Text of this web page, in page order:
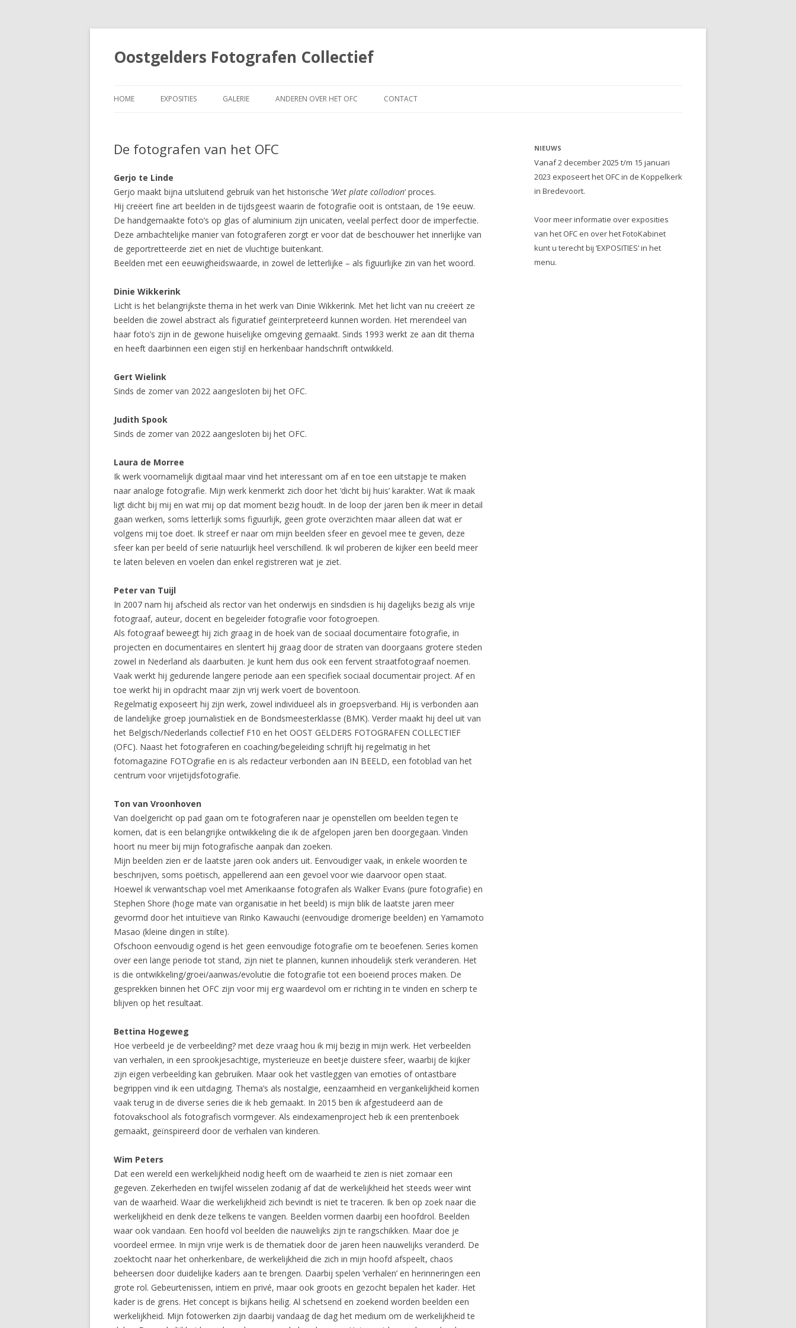
Oostgelders Fotografen Collectief
naar
HOME EXPOSITIES GALERIE ANDEREN OVER HET OFC CONTACT
De fotografen van het OFC
Gerjo te Linde
Gerjo maakt bijna uitsluitend gebruik van het historische ‘Wet plate collodion‘ proces.
Hij creëert fine art beelden in de tijdsgeest waarin de fotografie ooit is ontstaan, de 19e eeuw.
De handgemaakte foto’s op glas of aluminium zijn unicaten, veelal perfect door de imperfectie.
Deze ambachtelijke manier van fotograferen zorgt er voor dat de beschouwer het innerlijke van
de geportretteerde ziet en niet de vluchtige buitenkant.
Beelden met een eeuwigheidswaarde, in zowel de letterlijke – als figuurlijke zin van het woord.
Dinie Wikkerink
Licht is het belangrijkste thema in het werk van Dinie Wikkerink. Met het licht van nu creëert ze
beelden die zowel abstract als figuratief geïnterpreteerd kunnen worden. Het merendeel van
haar foto’s zijn in de gewone huiselijke omgeving gemaakt. Sinds 1993 werkt ze aan dit thema
en heeft daarbinnen een eigen stijl en herkenbaar handschrift ontwikkeld.
Gert Wielink
Sinds de zomer van 2022 aangesloten bij het OFC.
Judith Spook
Sinds de zomer van 2022 aangesloten bij het OFC.
Laura de Morree
Ik werk voornamelijk digitaal maar vind het interessant om af en toe een uitstapje te maken
naar analoge fotografie. Mijn werk kenmerkt zich door het ‘dicht bij huis’ karakter. Wat ik maak
ligt dicht bij mij en wat mij op dat moment bezig houdt. In de loop der jaren ben ik meer in detail
gaan werken, soms letterlijk soms figuurlijk, geen grote overzichten maar alleen dat wat er
volgens mij toe doet. Ik streef er naar om mijn beelden sfeer en gevoel mee te geven, deze
sfeer kan per beeld of serie natuurlijk heel verschillend. Ik wil proberen de kijker een beeld meer
te laten beleven en voelen dan enkel registreren wat je ziet.
Peter van Tuijl
In 2007 nam hij afscheid als rector van het onderwijs en sindsdien is hij dagelijks bezig als vrije
fotograaf, auteur, docent en begeleider fotografie voor fotogroepen.
Als fotograaf beweegt hij zich graag in de hoek van de sociaal documentaire fotografie, in
projecten en documentaires en slentert hij graag door de straten van doorgaans grotere steden
zowel in Nederland als daarbuiten. Je kunt hem dus ook een fervent straatfotograaf noemen.
Vaak werkt hij gedurende langere periode aan een specifiek sociaal documentair project. Af en
toe werkt hij in opdracht maar zijn vrij werk voert de boventoon.
Regelmatig exposeert hij zijn werk, zowel individueel als in groepsverband. Hij is verbonden aan
de landelijke groep journalistiek en de Bondsmeesterklasse (BMK). Verder maakt hij deel uit van
het Belgisch/Nederlands collectief F10 en het OOST GELDERS FOTOGRAFEN COLLECTIEF
(OFC). Naast het fotograferen en coaching/begeleiding schrijft hij regelmatig in het
fotomagazine FOTOgrafie en is als redacteur verbonden aan IN BEELD, een fotoblad van het
centrum voor vrijetijdsfotografie.
Ton van Vroonhoven
Van doelgericht op pad gaan om te fotograferen naar je openstellen om beelden tegen te
komen, dat is een belangrijke ontwikkeling die ik de afgelopen jaren ben doorgegaan. Vinden
hoort nu meer bij mijn fotografische aanpak dan zoeken.
Mijn beelden zien er de laatste jaren ook anders uit. Eenvoudiger vaak, in enkele woorden te
beschrijven, soms poëtisch, appellerend aan een gevoel voor wie daarvoor open staat.
Hoewel ik verwantschap voel met Amerikaanse fotografen als Walker Evans (pure fotografie) en
Stephen Shore (hoge mate van organisatie in het beeld) is mijn blik de laatste jaren meer
gevormd door het intuïtieve van Rinko Kawauchi (eenvoudige dromerige beelden) en Yamamoto
Masao (kleine dingen in stilte).
Ofschoon eenvoudig ogend is het geen eenvoudige fotografie om te beoefenen. Series komen
over een lange periode tot stand, zijn niet te plannen, kunnen inhoudelijk sterk veranderen. Het
is die ontwikkeling/groei/aanwas/evolutie die fotografie tot een boeiend proces maken. De
gesprekken binnen het OFC zijn voor mij erg waardevol om er richting in te vinden en scherp te
blijven op het resultaat.
Bettina Hogeweg
Hoe verbeeld je de verbeelding? met deze vraag hou ik mij bezig in mijn werk. Het verbeelden
van verhalen, in een sprookjesachtige, mysterieuze en beetje duistere sfeer, waarbij de kijker
zijn eigen verbeelding kan gebruiken. Maar ook het vastleggen van emoties of ontastbare
begrippen vind ik een uitdaging. Thema’s als nostalgie, eenzaamheid en vergankelijkheid komen
vaak terug in de diverse series die ik heb gemaakt. In 2015 ben ik afgestudeerd aan de
fotovakschool als fotografisch vormgever. Als eindexamenproject heb ik een prentenboek
gemaakt, geïnspireerd door de verhalen van kinderen.
Wim Peters
Dat een wereld een werkelijkheid nodig heeft om de waarheid te zien is niet zomaar een
gegeven. Zekerheden en twijfel wisselen zodanig af dat de werkelijkheid het steeds weer wint
van de waarheid. Waar die werkelijkheid zich bevindt is niet te traceren. Ik ben op zoek naar die
werkelijkheid en denk deze telkens te vangen. Beelden vormen daarbij een hoofdrol. Beelden
waar ook vandaan. Een hoofd vol beelden die nauwelijks zijn te rangschikken. Maar doe je
voordeel ermee. In mijn vrije werk is de thematiek door de jaren heen nauwelijks veranderd. De
zoektocht naar het onherkenbare, de werkelijkheid die zich in mijn hoofd afspeelt, chaos
beheersen door duidelijke kaders aan te brengen. Daarbij spelen ‘verhalen’ en herinneringen een
grote rol. Gebeurtenissen, intiem en privé, maar ook groots en gezocht bepalen het kader. Het
kader is de grens. Het concept is bijkans heilig. Al schetsend en zoekend worden beelden een
werkelijkheid. Mijn fotowerken zijn daarbij vandaag de dag het medium om de werkelijkheid te
NIEUWS
Vanaf 2 december 2025 t/m 15 januari
2023 exposeert het OFC in de Koppelkerk
in Bredevoort.
Voor meer informatie over exposities
van het OFC en over het FotoKabinet
kunt u terecht bij ‘EXPOSITIES’ in het
menu.